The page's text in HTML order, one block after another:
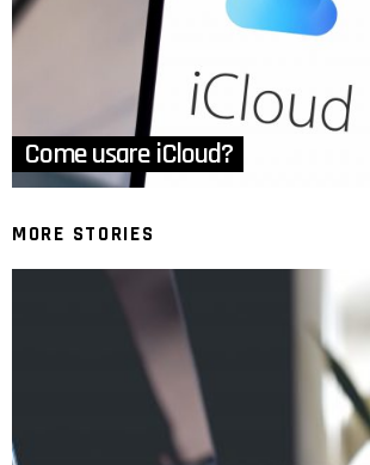
Come usare iCloud?
MORE STORIES